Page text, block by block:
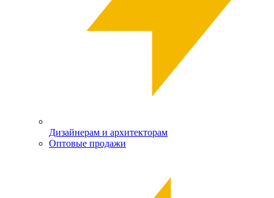
Дизайнерам и архитекторам
Оптовые продажи